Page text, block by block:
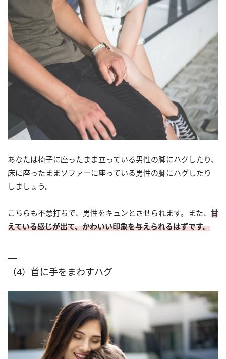
あなたは椅子に座ったまま立っている男性の脚にハグしたり、
床に座ったままソファーに座っている男性の脚にハグしたり
しましょう。
こちらも不意打ちで、男性をキュンとさせられます。また、 甘
えている感じが出て、かわいい印象を与えられるはずです。
（4）首に手をまわすハグ